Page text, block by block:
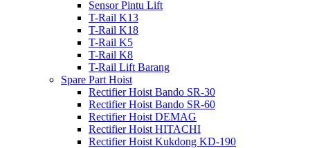
Sensor Pintu Lift
T-Rail K13
T-Rail K18
T-Rail K5
T-Rail K8
T-Rail Lift Barang
Spare Part Hoist
Rectifier Hoist Bando SR-30
Rectifier Hoist Bando SR-60
Rectifier Hoist DEMAG
Rectifier Hoist HITACHI
Rectifier Hoist Kukdong KD-190